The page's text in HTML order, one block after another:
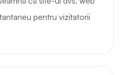
pentru vizitatorii